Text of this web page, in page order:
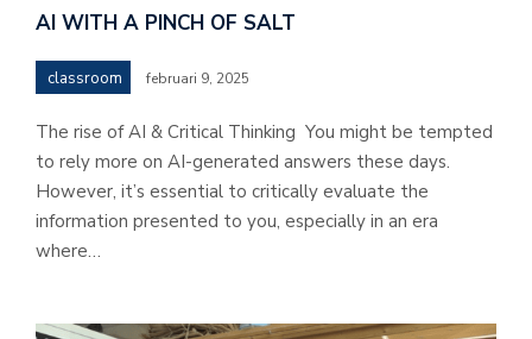
AI WITH A PINCH OF SALT
classroom februari 9, 2025
The rise of AI & Critical Thinking You might be tempted
to rely more on AI-generated answers these days.
However, it’s essential to critically evaluate the
information presented to you, especially in an era
where…